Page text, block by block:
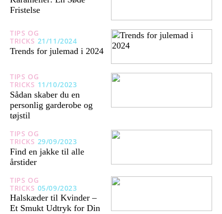
Fristelse
TIPS OG
TRICKS 21/11/2024
Trends for julemad i 2024
TIPS OG
TRICKS 11/10/2023
Sådan skaber du en
personlig garderobe og
tøjstil
TIPS OG
TRICKS 29/09/2023
Find en jakke til alle
årstider
TIPS OG
TRICKS 05/09/2023
Halskæder til Kvinder –
Et Smukt Udtryk for Din